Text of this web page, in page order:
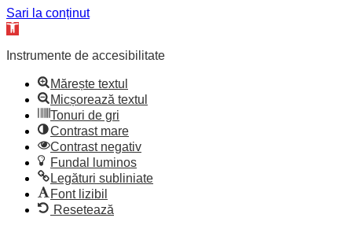
Sari la conținut
Deschide
de
Instrumente de accesibilitate
Mărește textul
Micșorează textul
Tonuri de gri
Contrast mare
Contrast negativ
Fundal luminos
Legături subliniate
Font lizibil
Resetează